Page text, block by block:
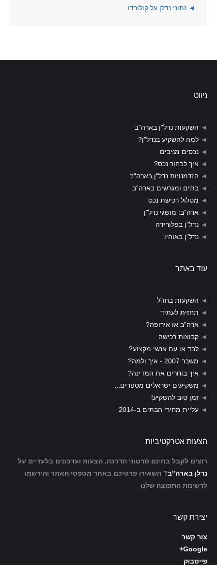
◄ נתוני נדלן על קולורדו
ניווט
◄ השקעות נדל"ן בארה"ב
◄ למה להשקיע בנדל"ן?
◄ נכסים מניבים
◄ איך לבחור נכס?
◄ הזדמנויות נדל"ן בארה"ב
◄ בתים ומגרשים בארה"ב
◄ מסלול רכישת נכס
◄ ארה"ב: מושגי נדל"ן
◄ נדל"ן בפלורידה
◄ נדל"ן באוהיו
עוד באתר
◄ השקעות בחו"ל
◄ תחזית לעתיד
◄ ארה"ב או אירופה?
◄ קבוצות רכישה
◄ לבד או עם אנשי מקצוע?
◄ משבר 2007 - איך ולמה?
◄ איך בוחרים את המדינה?
◄ משקיעים ישראלים מספרים...
◄ זמן טוב להשקיע!
◄ עליית מחירי הבתים ב-2014
הצעות אטרקטיביות
רוצים לקבל בחינם סרטוני הדרכה, הצעות ועדכונים בלעדיים על
נדלן בארה"ב? השאירו פרטיכם באחד מטפסי האתר והירשמו
לרשימת התפוצה שלנו
יצירת קשר
צור קשר
Google+
פייסבוק